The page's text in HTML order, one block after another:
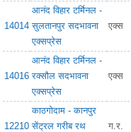
14014
आनंद विहार टर्मिनल -
सुलतानपुर सदभावना
एक्सप्रेस
एक्स
14016
आनंद विहार टर्मिनल -
रक्सौल सदभावना
एक्सप्रेस
एक्स
12210
काठगोदाम - कानपुर
सेंट्रल गरीब रथ
ग.र.